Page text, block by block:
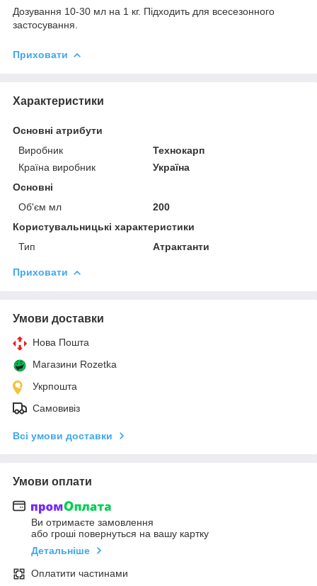
Дозування 10-30 мл на 1 кг. Підходить для всесезонного
застосування.
Приховати
Характеристики
Основні атрибути
Виробник
Технокарп
Країна виробник
Україна
Основні
Об'єм мл
200
Користувальницькі характеристики
Тип
Атрактанти
Приховати
Умови доставки
Нова Пошта
Магазини Rozetka
Укрпошта
Самовивіз
Всі умови доставки
Умови оплати
Ви отримаєте замовлення
або гроші повернуться на вашу картку
Детальніше
Оплатити частинами